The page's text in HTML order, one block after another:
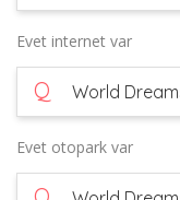
Evet internet var
Q World
Evet otopark var